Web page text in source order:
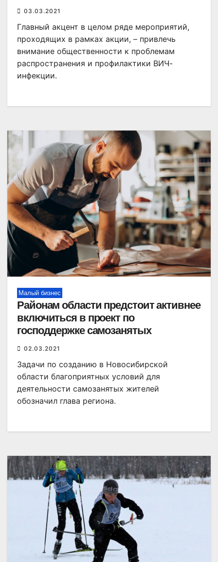
03.03.2021
Главный акцент в целом ряде мероприятий,
проходящих в рамках акции, – привлечь
внимание общественности к проблемам
распространения и профилактики ВИЧ-
инфекции.
Малый бизнес
Районам области предстоит активнее
включиться в проект по
господдержке самозанятых
02.03.2021
Задачи по созданию в Новосибирской
области благоприятных условий для
деятельности самозанятых жителей
обозначил глава региона.